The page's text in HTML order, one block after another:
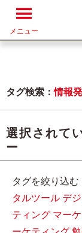
メニュー
タグ検索：情報
選択されて
ー
タグを絞り込む
タルツール デ
ティング マー